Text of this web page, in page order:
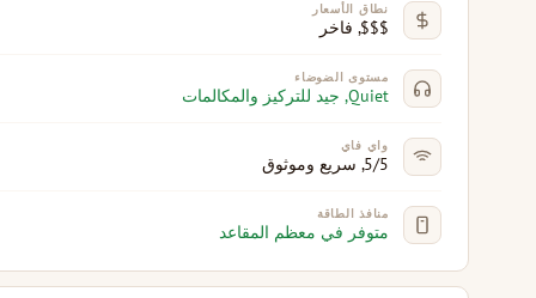
نطاق الأسعار
$$$, فاخر
مستوى الضوضاء
Quiet, جيد للتركيز والمكالمات
واي فاي
5/5, سريع وموثوق
منافذ الطاقة
متوفر في معظم المقاعد